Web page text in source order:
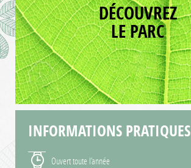
DÉCOUVREZ
LE PARC
INFORMATIONS PRATIQUES
Ouvert toute l’année